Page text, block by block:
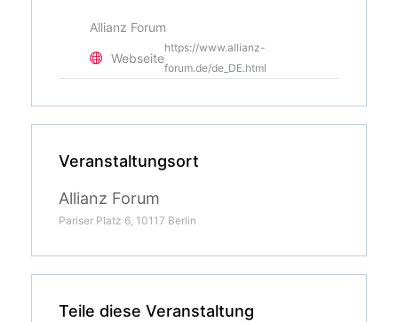
Allianz Forum
Webseite
https://www.allianz-
forum.de/de_DE.html
Veranstaltungsort
Allianz Forum
Pariser Platz 6, 10117 Berlin
Teile diese Veranstaltung